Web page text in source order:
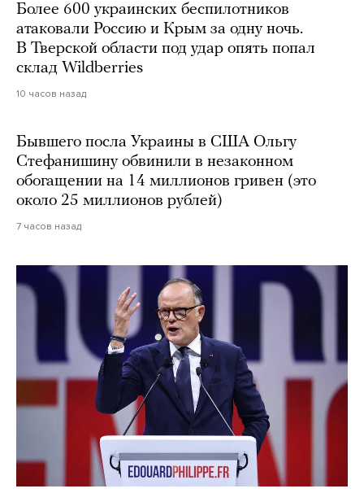
Более 600 украинских беспилотников
атаковали Россию и Крым за одну ночь.
В Тверской области под удар опять попал
склад Wildberries
10 часов назад
Бывшего посла Украины в США Ольгу
Стефанишину обвинили в незаконном
обогащении на 14 миллионов гривен (это
около 25 миллионов рублей)
7 часов назад